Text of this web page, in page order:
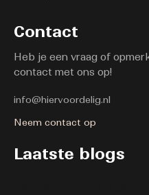
Contact
Heb je een vraag of
contact met ons op!
info@hiervoordelig.nl
Neem contact op
Laatste blogs